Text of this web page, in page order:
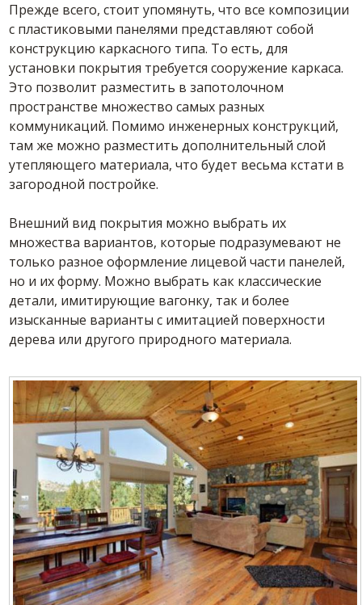
Прежде всего, стоит упомянуть, что все композиции
с пластиковыми панелями представляют собой
конструкцию каркасного типа. То есть, для
установки покрытия требуется сооружение каркаса.
Это позволит разместить в запотолочном
пространстве множество самых разных
коммуникаций. Помимо инженерных конструкций,
там же можно разместить дополнительный слой
утепляющего материала, что будет весьма кстати в
загородной постройке.
Внешний вид покрытия можно выбрать их
множества вариантов, которые подразумевают не
только разное оформление лицевой части панелей,
но и их форму. Можно выбрать как классические
детали, имитирующие вагонку, так и более
изысканные варианты с имитацией поверхности
дерева или другого природного материала.